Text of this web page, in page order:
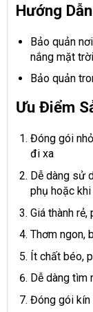
Hướng
Bảo quản
nắng mặt
Bảo quản
Ưu Điểm
Đóng gói
đi xa
Dễ dàng sử
phụ hoặc
Giá thành
Thơm ngon,
Ít chất béo,
Dễ dàng tìm
Đóng gói kín